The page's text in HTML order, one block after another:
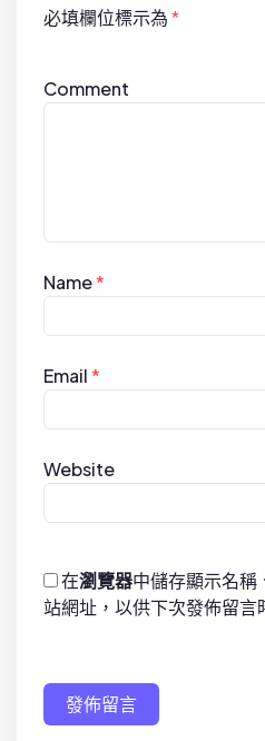
必填欄位標示為*
Comment
Name*
Email*
Website
在瀏覽器中儲存顯示名稱
站網址，以供下次發佈留言
發佈留言